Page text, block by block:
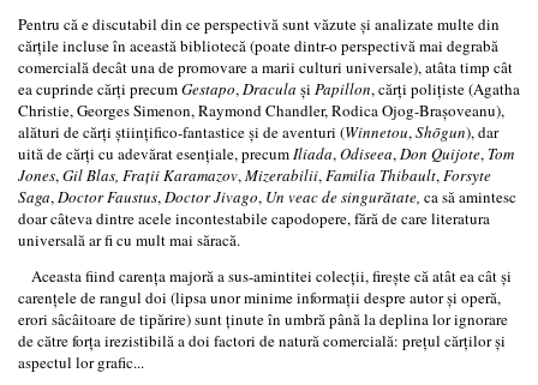
Pentru că e discutabil din ce perspectivă sunt văzute şi analizate multe din
cărţile incluse în această bibliotecă (poate dintr-o perspectivă mai degrabă
comercială decât una de promovare a marii culturi universale), atâta timp cât
ea cuprinde cărţi precumGestapo,Dracula şi Papillon, cărţi poliţiste (Agatha
Christie, Georges Simenon, Raymond Chandler, Rodica Ojog-Braşoveanu),
alături de cărţi ştiinţifico-fantastice şi de aventuri (Winnetou,Shōgun), dar
uită de cărţi cu adevărat esenţiale, precumIliada,Odiseea,Don Quijote, Tom
Jones,Gil Blas, Fraţii Karamazov,Mizerabilii,Familia Thibault,Forsyte
Saga,Doctor Faustus,Doctor Jivago, Un veac de singurătate, ca să amintesc
doar câteva dintre acele incontestabile capodopere, fără de care literatura
universală ar fi cu mult mai săracă.
Aceasta fiind carenţa majoră a sus-amintitei colecţii, fireşte că atât ea cât şi
carenţele de rangul doi (lipsa unor minime informaţii despre autor şi operă,
erori sâcâitoare de tipărire) sunt ţinute în umbră până la deplina lor ignorare
de către forţa irezistibilă a doi factori de natură comercială: preţul cărţilor şi
aspectul lor grafic...